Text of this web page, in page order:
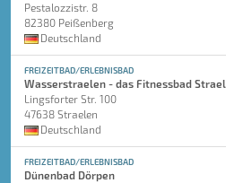
Pestalozzistr. 8
82380 Peißenberg
Deutschland
FREIZEITBAD/ERLEBNISBAD
Wasserstraelen - das Fitnessbad
Lingsforter Str. 100
47638 Straelen
Deutschland
FREIZEITBAD/ERLEBNISBAD
Dünenbad Dörpen